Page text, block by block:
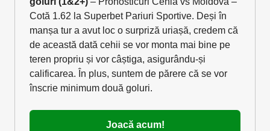
Cotă 1.62 la Superbet Pariuri Sportive. Deși în
manșa tur a avut loc o surpriză uriașă, credem că
de această dată cehii se vor monta mai bine pe
teren propriu și vor câștiga, asigurându-și
calificarea. În plus, suntem de părere că se vor
înscrie minimum două goluri.
Joacă acum!